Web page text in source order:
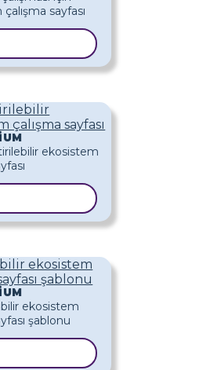
çalışma sayfası
ekosistem
şablonu